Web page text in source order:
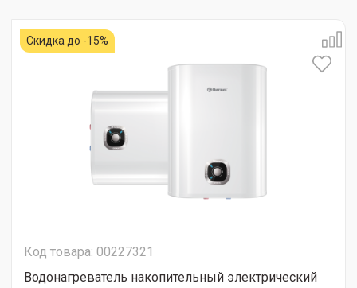
Скидка до -15%
Код товара: 00227321
Водонагреватель накопительный электрический